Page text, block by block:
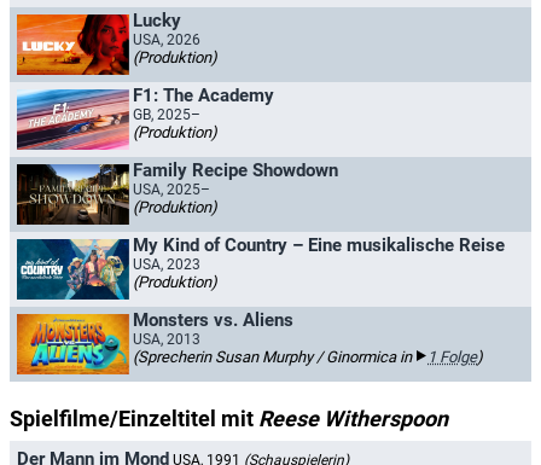
Lucky
USA, 2026
(Produktion)
F1: The Academy
GB, 2025–
(Produktion)
Family Recipe Showdown
USA, 2025–
(Produktion)
My Kind of Country – Eine musikalische Reise
USA, 2023
(Produktion)
Monsters vs. Aliens
USA, 2013
(Sprecherin Susan Murphy / Ginormica in 1 Folge)
Spielfilme/Einzeltitel mit Reese Witherspoon
Der Mann im Mond USA, 1991 (Schauspielerin)